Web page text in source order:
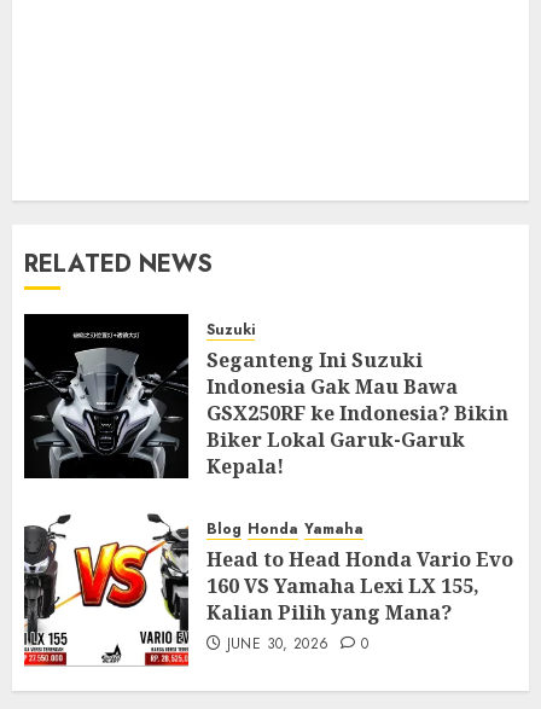
RELATED NEWS
Suzuki
Seganteng Ini Suzuki
Indonesia Gak Mau Bawa
GSX250RF ke Indonesia? Bikin
Biker Lokal Garuk-Garuk
Kepala!
Blog Honda Yamaha
Head to Head Honda Vario Evo
160 VS Yamaha Lexi LX 155,
Kalian Pilih yang Mana?
JUNE 30, 2026 0